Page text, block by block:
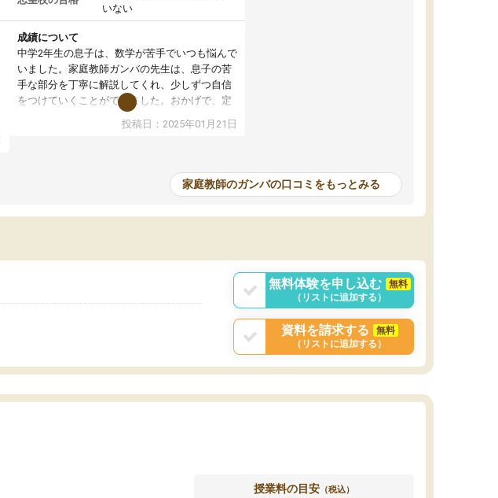
いない
成績について
中学2年生の息子は、数学が苦手でいつも悩んで
いました。家庭教師ガンバの先生は、息子の苦
手な部分を丁寧に解説してくれ、少しずつ自信
をつけていくことができました。おかげで、定
期テストの成績が10点以上アップし、本人もと
投稿日：2025年01月21日
家庭教師のガンバの口コミをもっとみる
無料体験を申し込む
無料
（リストに追加する）
資料を請求する
無料
（リストに追加する）
授業料の目安 （税込）